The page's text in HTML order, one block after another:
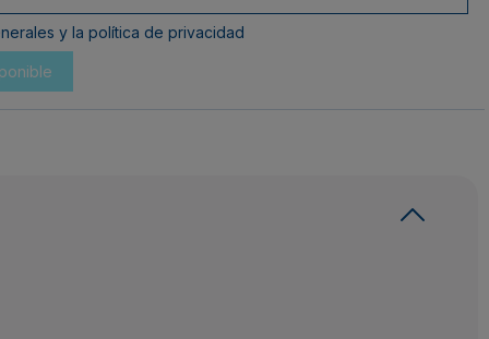
y la política de privacidad